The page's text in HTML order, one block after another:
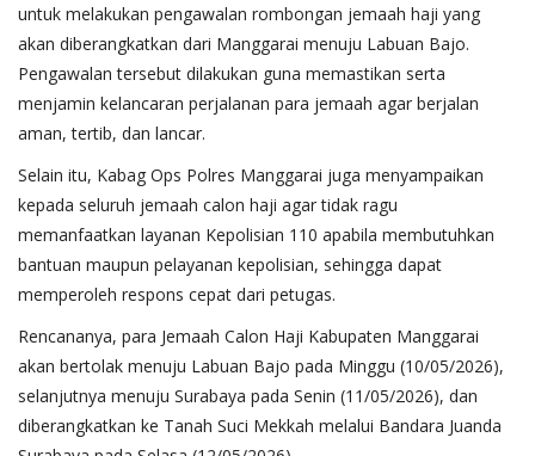
untuk melakukan pengawalan rombongan jemaah haji yang
akan diberangkatkan dari Manggarai menuju Labuan Bajo.
Pengawalan tersebut dilakukan guna memastikan serta
menjamin kelancaran perjalanan para jemaah agar berjalan
aman, tertib, dan lancar.
Selain itu, Kabag Ops Polres Manggarai juga menyampaikan
kepada seluruh jemaah calon haji agar tidak ragu
memanfaatkan layanan Kepolisian 110 apabila membutuhkan
bantuan maupun pelayanan kepolisian, sehingga dapat
memperoleh respons cepat dari petugas.
Rencananya, para Jemaah Calon Haji Kabupaten Manggarai
akan bertolak menuju Labuan Bajo pada Minggu (10/05/2026),
selanjutnya menuju Surabaya pada Senin (11/05/2026), dan
diberangkatkan ke Tanah Suci Mekkah melalui Bandara Juanda